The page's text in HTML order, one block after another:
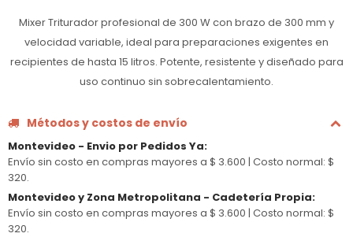
Mixer Triturador profesional de 300 W con brazo de 300 mm y
velocidad variable, ideal para preparaciones exigentes en
recipientes de hasta 15 litros. Potente, resistente y diseñado para
uso continuo sin sobrecalentamiento.
Métodos y costos de envío
Montevideo - Envio por Pedidos Ya:
Envío sin costo en compras mayores a $ 3.600 | Costo normal: $
320.
Montevideo y Zona Metropolitana - Cadetería Propia:
Envío sin costo en compras mayores a $ 3.600 | Costo normal: $
320.